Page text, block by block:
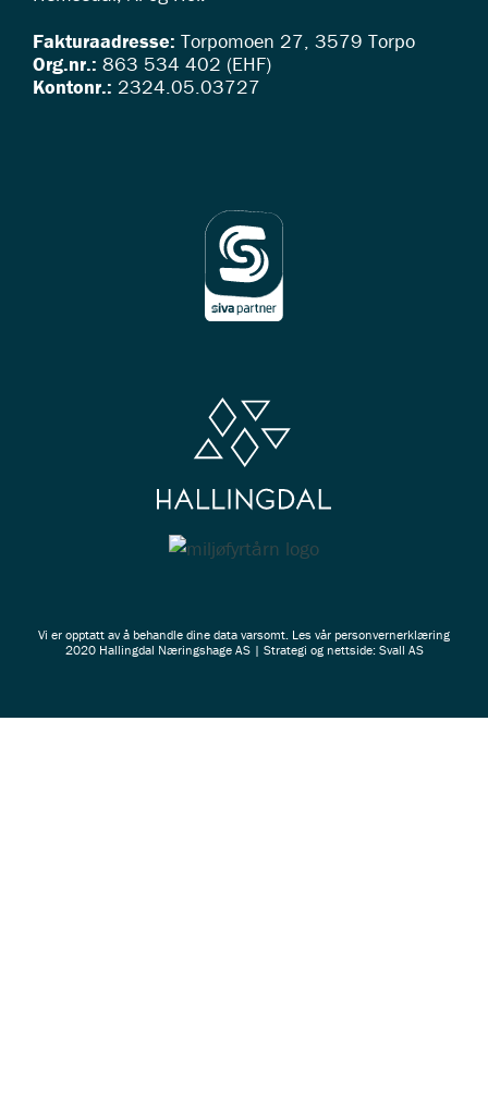
Fakturaadresse: Torpomoen 27, 3579 Torpo
Org.nr.: 863 534 402 (EHF)
Kontonr.: 2324.05.03727
Vi er opptatt av å behandle dine data varsomt. Les vår personvernerklæring
2020 Hallingdal Næringshage AS | Strategi og nettside: Svall AS